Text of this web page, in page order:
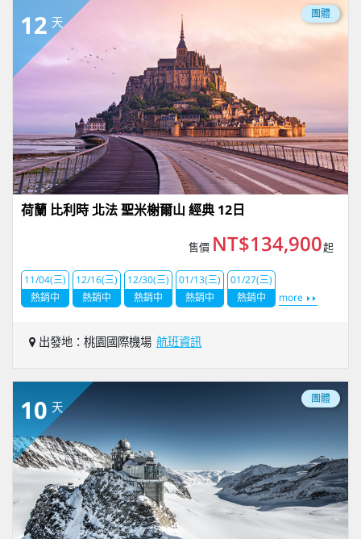
12 天
團體
荷蘭 比利時 北法 聖米榭爾山 經典 12日
售價 NT$134,900起
11/04(三)
熱銷中
12/16(三)
熱銷中
12/30(三)
熱銷中
01/13(三)
熱銷中
01/27(三)
熱銷中
more
出發地：桃園國際機場 航班資訊
10 天
團體